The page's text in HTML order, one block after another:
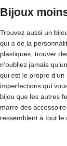
Bijoux
Trouvez aussi un
qui a de la
plastiques, trouver
n’oubliez jamais
qui est le propre
imperfections qui
bijou que les autres
marre des
ressemblent à tout le